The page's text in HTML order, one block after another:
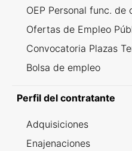
OEP Personal func.
Ofertas de Empleo
Convocatoria Plazas
Bolsa de empleo
Perfil del contratante
Adquisiciones
Enajenaciones